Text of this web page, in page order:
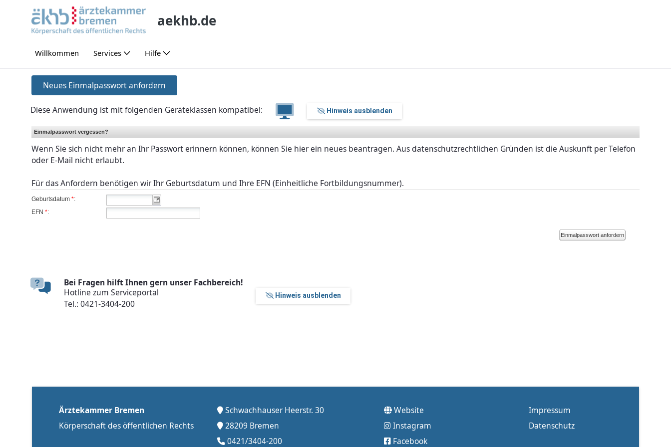
跳转到主内容
aekhb.de
Willkommen Services Hilfe
Neues Einmalpasswort anfordern
Neues Einmalpasswort anfordern
Diese Anwendung ist mit folgenden Geräteklassen kompatibel: Hinweis ausblenden
Einmalpasswort vergessen?
Wenn Sie sich nicht mehr an Ihr Passwort erinnern können, können Sie hier ein neues beantragen. Aus datenschutzrechtlichen Gründen ist die Auskunft per Telefon
oder E-Mail nicht erlaubt.
Für das Anfordern benötigen wir Ihr Geburtsdatum und Ihre EFN (Einheitliche Fortbildungsnummer).
Geburtsdatum *:
EFN *:
Einmalpasswort anfordern
Bei Fragen hilft Ihnen gern unser Fachbereich!
Hotline zum Serviceportal
Tel.: 0421-3404-200
Hinweis ausblenden
Ärztekammer Bremen
Körperschaft des öffentlichen Rechts
Schwachhauser Heerstr. 30
28209 Bremen
0421/3404-200
Website
Instagram
Facebook
Impressum
Datenschutz